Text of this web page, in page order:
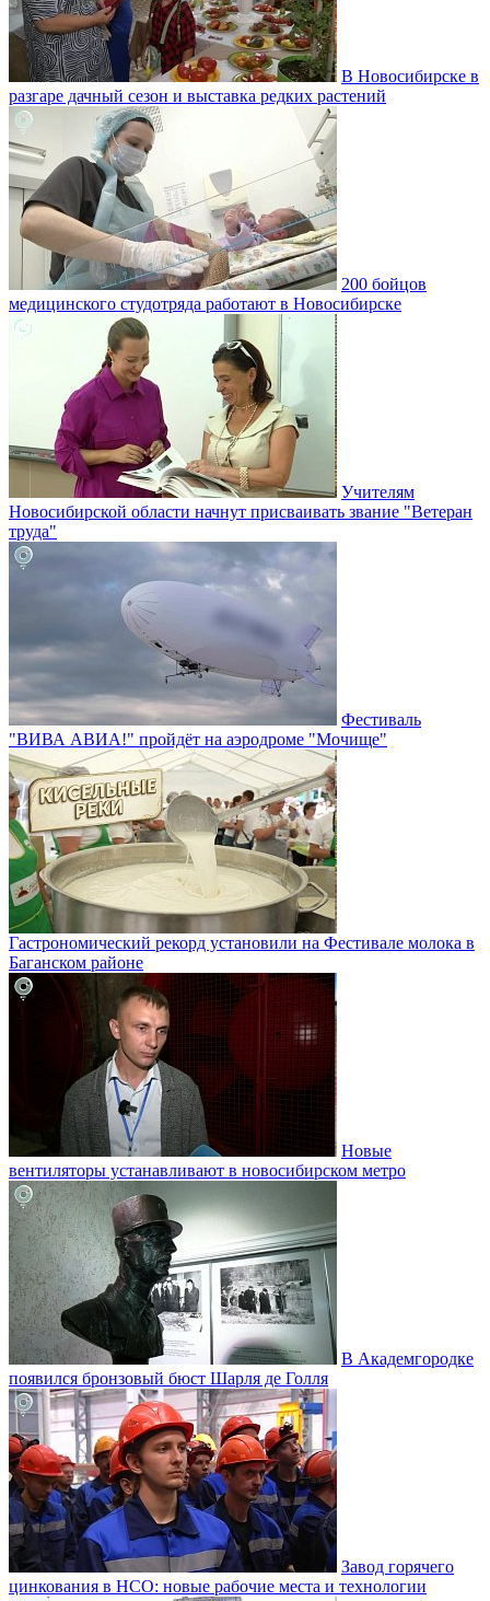
В Новосибирске в
разгаре дачный сезон и выставка редких растений
200 бойцов
медицинского студотряда работают в Новосибирске
Учителям
Новосибирской области начнут присваивать звание "Ветеран
труда"
Фестиваль
"ВИВА АВИА!" пройдёт на аэродроме "Мочище"
Гастрономический рекорд установили на Фестивале молока в
Баганском районе
Новые
вентиляторы устанавливают в новосибирском метро
В Академгородке
появился бронзовый бюст Шарля де Голля
Завод горячего
цинкования в НСО: новые рабочие места и технологии